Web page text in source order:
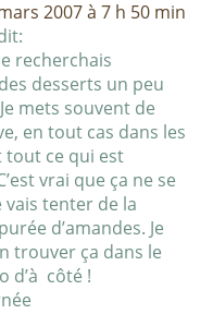
2007 à 7 h 50 min
recherchais
desserts un peu
mets souvent de
en tout cas dans les
tout ce qui est
vrai que ça ne se
vais tenter de la
d’amandes. Je
trouver ça dans le
d’à côté !